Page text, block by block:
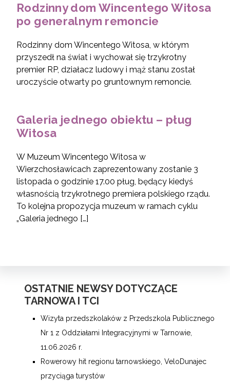
Rodzinny dom Wincentego Witosa
po generalnym remoncie
Rodzinny dom Wincentego Witosa, w którym
przyszedł na świat i wychował się trzykrotny
premier RP, działacz ludowy i mąż stanu został
uroczyście otwarty po gruntownym remoncie.
Galeria jednego obiektu – pług
Witosa
W Muzeum Wincentego Witosa w
Wierzchosławicach zaprezentowany zostanie 3
listopada o godzinie 17.00 pług, będący kiedyś
własnością trzykrotnego premiera polskiego rządu.
To kolejna propozycja muzeum w ramach cyklu
„Galeria jednego […]
OSTATNIE NEWSY DOTYCZĄCE
TARNOWA I TCI
Wizyta przedszkolaków z Przedszkola Publicznego
Nr 1 z Oddziałami Integracyjnymi w Tarnowie,
11.06.2026 r.
Rowerowy hit regionu tarnowskiego, VeloDunajec
przyciąga turystów